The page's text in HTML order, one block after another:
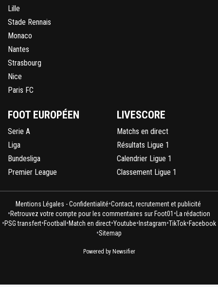
Lille
Stade Rennais
Monaco
Nantes
Strasbourg
Nice
Paris FC
FOOT EUROPÉEN
Serie A
Liga
Bundesliga
Premier League
LIVESCORE
Matchs en direct
Résultats Ligue 1
Calendrier Ligue 1
Classement Ligue 1
Mentions Légales - Confidentialité•Contact, recrutement et publicité
•Retrouvez votre compte pour les commentaires sur Foot01 • La rédaction
•PSG transfert•Football •Match en direct•Youtube• Instagram•TikTok•Facebook
•Sitemap
Powered by Newsifier